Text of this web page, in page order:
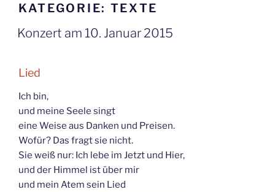
KATEGORIE: TEXTE
Konzert am 10. Januar 2015
Lied
Ich bin,
und meine Seele singt
eine Weise aus Danken und Preisen.
Wofür? Das fragt sie nicht.
Sie weiß nur: Ich lebe im Jetzt und Hier,
und der Himmel ist über mir
und mein Atem sein Lied